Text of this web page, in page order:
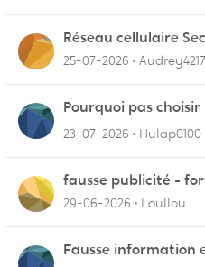
Réseau cellulaire
Hautes-Laurentides
25-07-2026 Audrey4217
Pourquoi pas
23-07-2026
Hulap0100
fausse publicité -
29-06-2026 Loullou
Fausse information